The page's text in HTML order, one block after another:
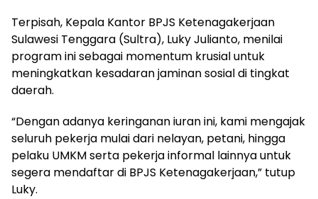
Terpisah, Kepala Kantor BPJS Ketenagakerjaan
Sulawesi Tenggara (Sultra), Luky Julianto, menilai
program ini sebagai momentum krusial untuk
meningkatkan kesadaran jaminan sosial di tingkat
daerah.
“Dengan adanya keringanan iuran ini, kami mengajak
seluruh pekerja mulai dari nelayan, petani, hingga
pelaku UMKM serta pekerja informal lainnya untuk
segera mendaftar di BPJS Ketenagakerjaan,” tutup
Luky.